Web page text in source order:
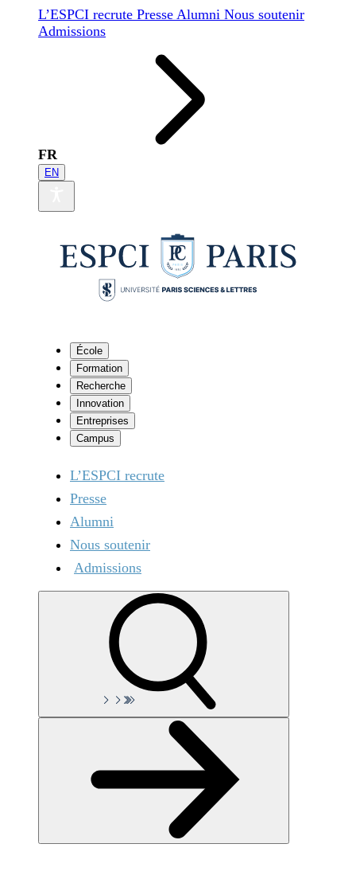
L’ESPCI recrute Presse Alumni Nous soutenir
Admissions
FR
EN
École
Formation
Recherche
Innovation
Entreprises
Campus
L’ESPCI recrute
Presse
Alumni
Nous soutenir
Admissions